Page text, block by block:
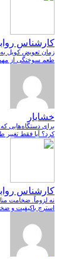
کارشناس
زمان تعویض کویل
طعم سوختگی از
خشایار
برای دستگاه‌هایی که
کرد؟ آیا فقط
کارشناس
نه لزوماً. ضخامت
استرچ باکیفیت و